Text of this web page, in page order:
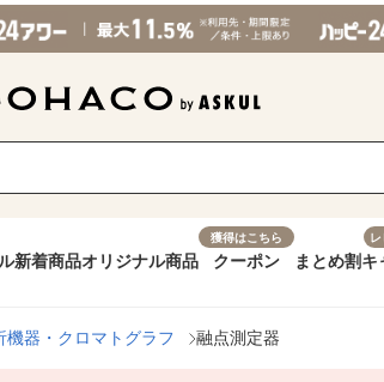
新着商品オリジナル商品
獲得はこちら
クーポン まとめ割キ
機器・クロマトグラフ 融点測定器